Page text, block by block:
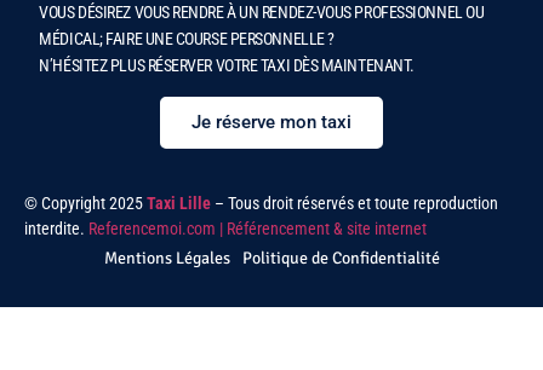
VOUS DÉSIREZ VOUS RENDRE À UN RENDEZ-VOUS PROFESSIONNEL OU
MÉDICAL; FAIRE UNE COURSE PERSONNELLE ?
N’HÉSITEZ PLUS RÉSERVER VOTRE TAXI DÈS MAINTENANT.
Je réserve mon taxi
© Copyright 2025Taxi Lille – Tous droit réservés et toute reproduction
interdite. Referencemoi.com | Référencement & site internet
Mentions Légales Politique de Confidentialité